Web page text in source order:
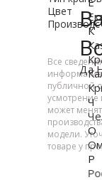
Цвет
Все
публичной
усмотрение
может
модели.
товаре у
Да
К
Ч
О
Р